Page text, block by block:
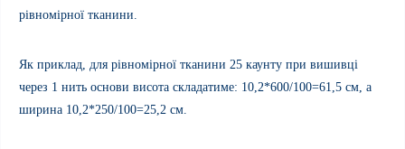
рівномірної тканини.
Як приклад, для рівномірної тканини 25 каунту при вишивці
через 1 нить основи висота складатиме: 10,2*600/100=61,5 см, а
ширина 10,2*250/100=25,2 см.